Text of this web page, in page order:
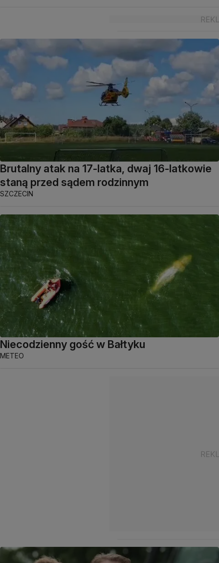
Brutalny atak na 17-latka, dwaj 16-latkowie
staną przed sądem rodzinnym
SZCZECIN
Niecodzienny gość w Bałtyku
METEO